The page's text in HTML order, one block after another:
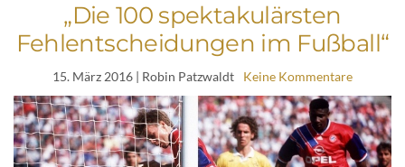
„Die 100 spektakulärsten
Fehlentscheidungen im Fußball“
15. März 2016 | Robin Patzwaldt Keine Kommentare